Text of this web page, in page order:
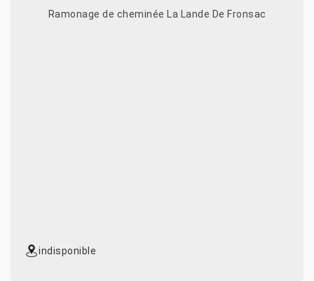
Ramonage de cheminée La Lande De Fronsac
indisponible